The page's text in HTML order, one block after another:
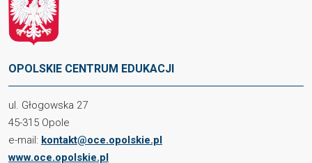
OPOLSKIE CENTRUM EDUKACJI
ul. Głogowska 27
45-315 Opole
e-mail: kontakt@oce.opolskie.pl
www.oce.opolskie.pl